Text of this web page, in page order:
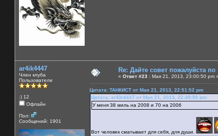
ar4ik4447
Член клуба
Пользователи
:) 12
Офлайн
Пол:
Сообщений: 1901
Re: Дайте совет пожалуйста
« Ответ #23 : Мая 21, 2013, 23:00:50 pm
Цитата: ТАНКИСТ от Мая 21, 2013, 22:51:52 pm
Цитата: ar4ik4447 от Мая 21, 2013, 22:49:50 pm
У меня 38 миль на 2008 и 70 на 2006
Вот человек сматывает для себя, для души.